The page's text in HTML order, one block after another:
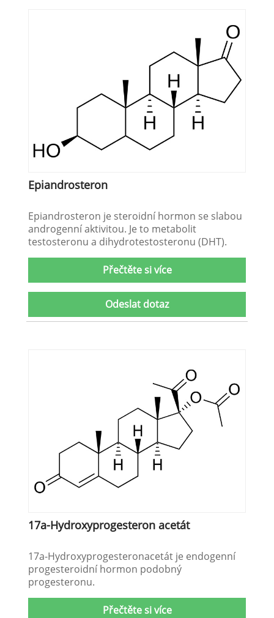
Epiandrosteron
Epiandrosteron je steroidní hormon se slabou
androgenní aktivitou. Je to metabolit
testosteronu a dihydrotestosteronu (DHT).
Přečtěte si více
Odeslat dotaz
17a-Hydroxyprogesteron acetát
17a-Hydroxyprogesteronacetát je endogenní
progesteroidní hormon podobný
progesteronu.
Přečtěte si více